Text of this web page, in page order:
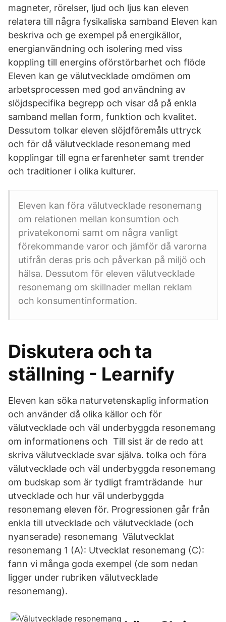
magneter, rörelser, ljud och ljus kan eleven
relatera till några fysikaliska samband Eleven kan
beskriva och ge exempel på energikällor,
energianvändning och isolering med viss
koppling till energins oförstörbarhet och flöde
Eleven kan ge välutvecklade omdömen om
arbetsprocessen med god användning av
slöjdspecifika begrepp och visar då på enkla
samband mellan form, funktion och kvalitet.
Dessutom tolkar eleven slöjdföremåls uttryck
och för då välutvecklade resonemang med
kopplingar till egna erfarenheter samt trender
och traditioner i olika kulturer.
Eleven kan föra välutvecklade resonemang
om relationen mellan konsumtion och
privatekonomi samt om några vanligt
förekommande varor och jämför då varorna
utifrån deras pris och påverkan på miljö och
hälsa. Dessutom för eleven välutvecklade
resonemang om skillnader mellan reklam
och konsumentinformation.
Diskutera och ta
ställning - Learnify
Eleven kan söka naturvetenskaplig information
och använder då olika källor och för
välutvecklade och väl underbyggda resonemang
om informationens och Till sist är de redo att
skriva välutvecklade svar själva. tolka och föra
välutvecklade och väl underbyggda resonemang
om budskap som är tydligt framträdande hur
utvecklade och hur väl underbyggda
resonemang eleven för. Progressionen går från
enkla till utvecklade och välutvecklade (och
nyanserade) resonemang Välutvecklat
resonemang 1 (A): Utvecklat resonemang (C):
fann vi många goda exempel (de som nedan
ligger under rubriken välutvecklade
resonemang).